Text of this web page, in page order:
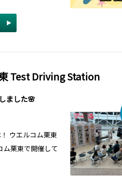
Test Driving Station
ました🌸
ウエルコム栗東
ム栗東で開催して